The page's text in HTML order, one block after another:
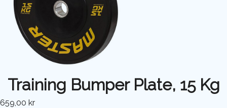
Training Bumper Plate, 15 Kg
659,00 kr